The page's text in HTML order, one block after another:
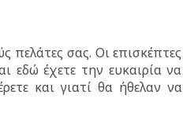
πελάτες σας. Οι επισκέπτες
εδώ έχετε την ευκαιρία να
και γιατί θα ήθελαν να